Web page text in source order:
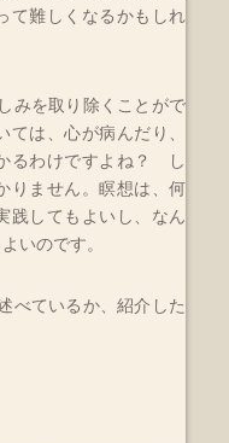
て難しくなるかもしれ
みを取り除くことがで
は、心が病んだり、
るわけですよね？ し
りません。瞑想は、何
践してもよいし、なん
いのです。
べているか、紹介した